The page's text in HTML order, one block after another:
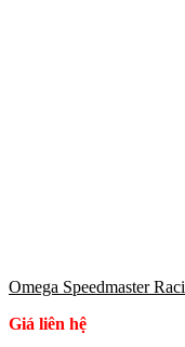
Omega Speedmaster
Giá liên hệ